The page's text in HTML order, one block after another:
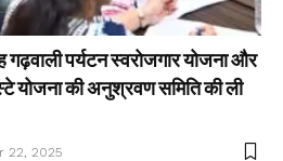
गढ़वाली पर्यटन स्वरोजगार योजना और
योजना की अनुश्रवण समिति की ली
22, 2025